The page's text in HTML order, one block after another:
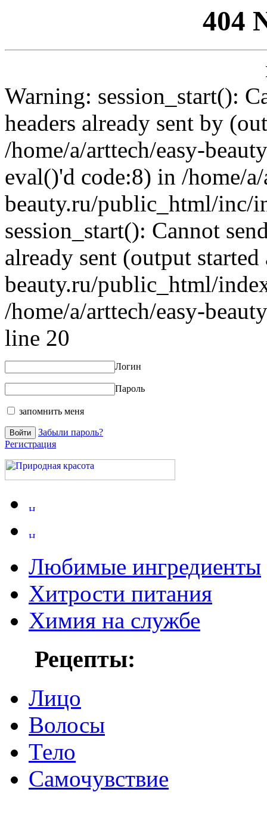
404
Warning: session_start():
headers already sent by
/home/a/arttech/easy-
eval()'d code:8) in /home/
beauty.ru/public_html/inc/
session_start(): Cannot
already sent (output
beauty.ru/public_html/
/home/a/arttech/easy-
line 20
Логин
Пароль
запомнить меня
Забыли пароль?
Регистрация
Любимые ингредиенты
Хитрости питания
Химия на службе
Рецепты:
Лицо
Волосы
Тело
Самочувствие